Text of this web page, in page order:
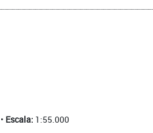
Escala: 1:55.000